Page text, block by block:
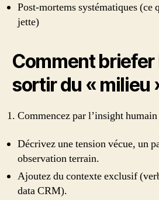
Post‑mortems systématiques (ce
jette)
Comment briefer
sortir du « milieu
Commencez par l’insight humain
Décrivez une tension vécue, un
observation terrain.
Ajoutez du contexte exclusif
data CRM).